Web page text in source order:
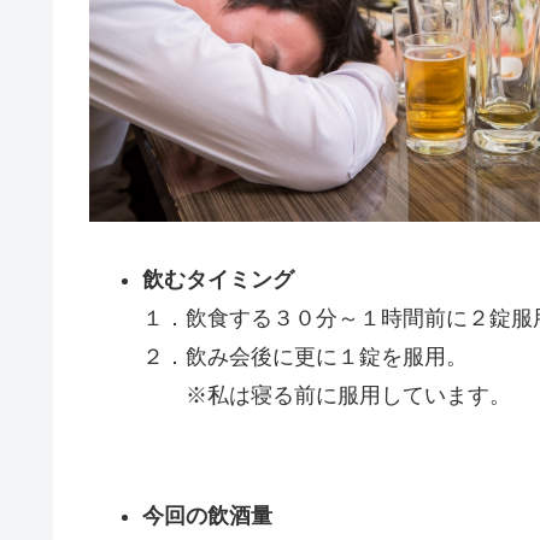
飲むタイミング
１．飲食する３０分～１時間前に２錠服
２．飲み会後に更に１錠を服用。
※私は寝る前に服用しています。
今回の飲酒量